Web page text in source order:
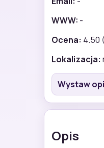
WWW: -
Ocena: 4.50
Lokalizacja:
Wystaw
Opis